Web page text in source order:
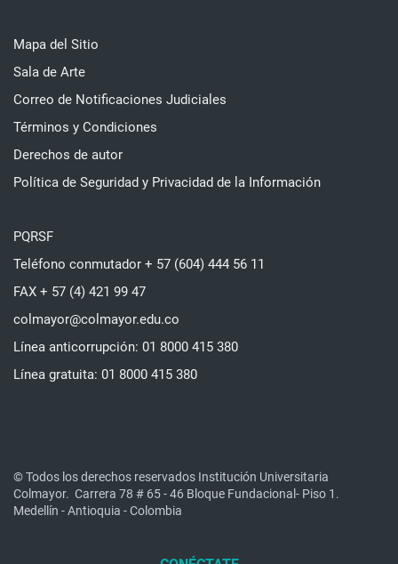
Mapa del Sitio
Sala de Arte
Correo de Notificaciones Judiciales
Términos y Condiciones
Derechos de autor
Política de Seguridad y Privacidad de la Información
PQRSF
Teléfono conmutador + 57 (604) 444 56 11
FAX + 57 (4) 421 99 47
colmayor@colmayor.edu.co
Línea anticorrupción: 01 8000 415 380
Línea gratuita: 01 8000 415 380
© Todos los derechos reservados Institución Universitaria
Colmayor. Carrera 78 # 65 - 46 Bloque Fundacional- Piso 1.
Medellín - Antioquia - Colombia